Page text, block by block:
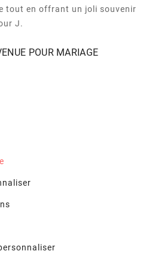
tout en offrant un joli souvenir
J.
POUR MARIAGE